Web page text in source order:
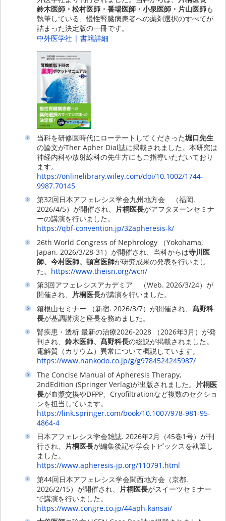
鈴木医師・松村医師・番場医師・小泉医師・片山医師も
執筆している、慢性腎臓病患者への薬剤選択のすべてが
詰まった決定版の一冊です。
中外医学社 | 書籍詳細
当科を研修医時代にローテートしてくださった堀口先生
の論文がTher Apher Dial誌に掲載されました。本研究は
神経内科や放射線科の先生方にもご指導いただいており
ます。
https://onlinelibrary.wiley.com/doi/10.1002/1744-
9987.70145
第32回日本アフェレシス学会九州地方会 （福岡.
2026/4/5）が開催され、 片桐医長がアフタヌーンセミナ
ーの講演を行いました。
https://qbf-convention.jp/32apheresis-k/
26th World Congress of Nephrology （Yokohama,
Japan. 2026/3/28-31）が開催され、当科からは寺川医
師、今村医師、頓宮医師が研究成果の発表を行いまし
た。 https://www.theisn.org/wcn/
第3回アフェレシスアカデミア （Web. 2026/3/24）が
開催され、 片桐医長が講演を行いました。
箱根山セミナー （新宿. 2026/3/7）が開催され、髙野科
長が基調講演と座長を務めました。
腎疾患・透析 最新の治療2026-2028 （2026年3月）が発
刊され、鈴木医師、髙野科長の総説が掲載されました。
電解質（カリウム）異常について概説しています。
https://www.nankodo.co.jp/g/g9784524245987/
The Concise Manual of Apheresis Therapy,
2ndEdition (Springer Verlag)が出版されました。 片桐医
長が血漿交換やDFPP、Cryofiltrationなど複数のセクショ
ンを担当しています。
https://link.springer.com/book/10.1007/978-981-95-
4864-4
日本アフェレシス学会雑誌. 2026年2月（45巻1号）が刊
行され、 片桐医長が編集後記や学会トピックスを執筆し
ました。
https://www.apheresis-jp.org/110791.html
第44回日本アフェレシス学会関西地方会（京都.
2026/2/15）が開催され、 片桐医長がスイーツセミナー
で講演を行いました。
https://www.congre.co.jp/44aph-kansai/